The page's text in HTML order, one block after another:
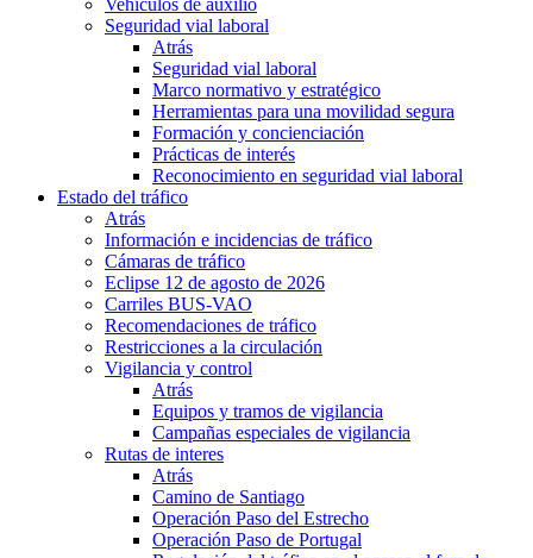
Vehículos de auxilio
Seguridad vial laboral
Atrás
Seguridad vial laboral
Marco normativo y estratégico
Herramientas para una movilidad segura
Formación y concienciación
Prácticas de interés
Reconocimiento en seguridad vial laboral
Estado del tráfico
Atrás
Información e incidencias de tráfico
Cámaras de tráfico
Eclipse 12 de agosto de 2026
Carriles BUS-VAO
Recomendaciones de tráfico
Restricciones a la circulación
Vigilancia y control
Atrás
Equipos y tramos de vigilancia
Campañas especiales de vigilancia
Rutas de interes
Atrás
Camino de Santiago
Operación Paso del Estrecho
Operación Paso de Portugal